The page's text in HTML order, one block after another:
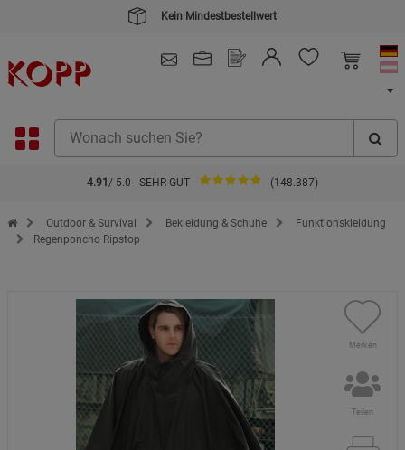
Kein Mindestbestellwert
4.91 / 5.0 - SEHR GUT (148.387)
Zur Startseite des Kopp Verlag Online-Shop
Outdoor & Survival Bekleidung & Schuhe
Funktionskleidung
Regenponcho Ripstop
Merken
Teilen